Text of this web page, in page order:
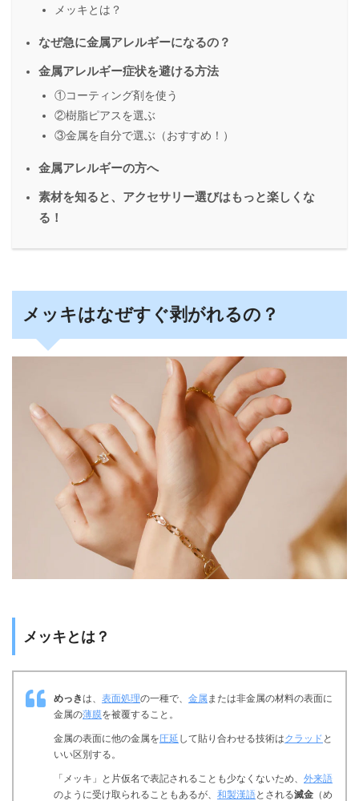
メッキとは？
なぜ急に金属アレルギーになるの？
金属アレルギー症状を避ける方法
①コーティング剤を使う
②樹脂ピアスを選ぶ
③金属を自分で選ぶ（おすすめ！）
金属アレルギーの方へ
素材を知ると、アクセサリー選びはもっと楽しくな
る！
メッキはなぜすぐ剥がれるの？
メッキとは？
めっきは、 表面処理の一種で、 金属または非金属の材料の表面に
金属の薄膜を被覆すること。
金属の表面に他の金属を圧延 して貼り合わせる技術はクラッド と
いい区別する。
「メッキ」と片仮名で表記されることも少なくないため、 外来語
のように受け取られることもあるが、 和製漢語とされる滅金 （め